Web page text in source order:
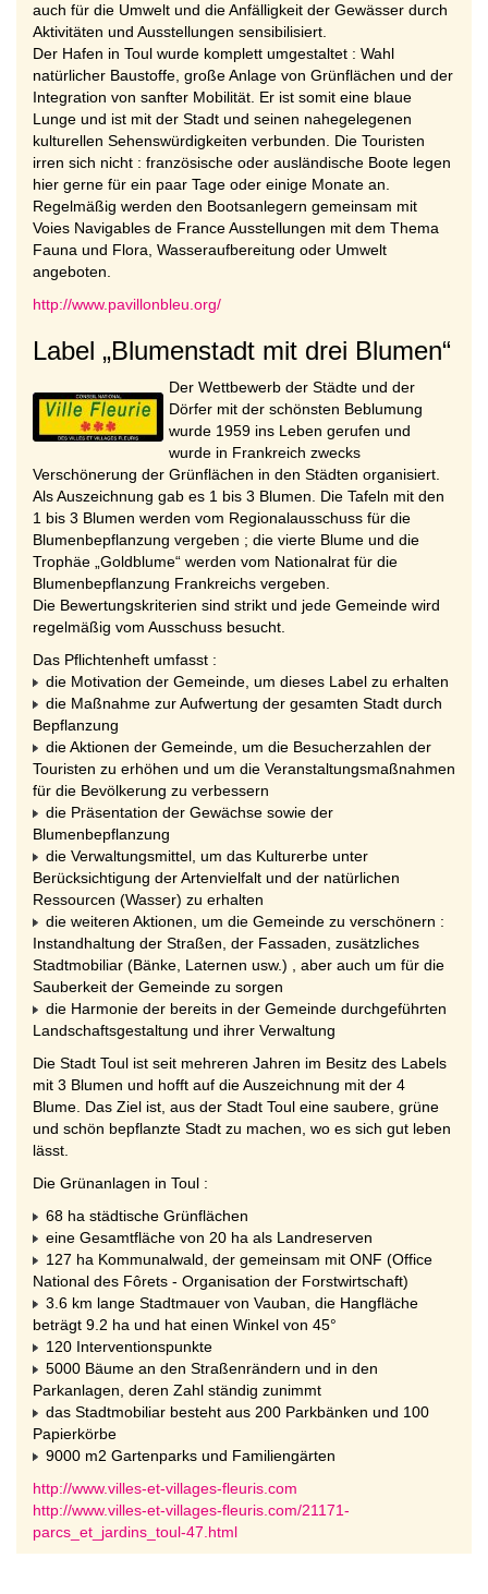
auch für die Umwelt und die Anfälligkeit der Gewässer durch
Aktivitäten und Ausstellungen sensibilisiert.
Der Hafen in Toul wurde komplett umgestaltet : Wahl
natürlicher Baustoffe, große Anlage von Grünflächen und der
Integration von sanfter Mobilität. Er ist somit eine blaue
Lunge und ist mit der Stadt und seinen nahegelegenen
kulturellen Sehenswürdigkeiten verbunden. Die Touristen
irren sich nicht : französische oder ausländische Boote legen
hier gerne für ein paar Tage oder einige Monate an.
Regelmäßig werden den Bootsanlegern gemeinsam mit
Voies Navigables de France Ausstellungen mit dem Thema
Fauna und Flora, Wasseraufbereitung oder Umwelt
angeboten.
http://www.pavillonbleu.org/
Label „Blumenstadt mit drei Blumen“
Der Wettbewerb der Städte und der
Dörfer mit der schönsten Beblumung
wurde 1959 ins Leben gerufen und
wurde in Frankreich zwecks
Verschönerung der Grünflächen in den Städten organisiert.
Als Auszeichnung gab es 1 bis 3 Blumen. Die Tafeln mit den
1 bis 3 Blumen werden vom Regionalausschuss für die
Blumenbepflanzung vergeben ; die vierte Blume und die
Trophäe „Goldblume“ werden vom Nationalrat für die
Blumenbepflanzung Frankreichs vergeben.
Die Bewertungskriterien sind strikt und jede Gemeinde wird
regelmäßig vom Ausschuss besucht.
Das Pflichtenheft umfasst :
die Motivation der Gemeinde, um dieses Label zu erhalten
die Maßnahme zur Aufwertung der gesamten Stadt durch
Bepflanzung
die Aktionen der Gemeinde, um die Besucherzahlen der
Touristen zu erhöhen und um die Veranstaltungsmaßnahmen
für die Bevölkerung zu verbessern
die Präsentation der Gewächse sowie der
Blumenbepflanzung
die Verwaltungsmittel, um das Kulturerbe unter
Berücksichtigung der Artenvielfalt und der natürlichen
Ressourcen (Wasser) zu erhalten
die weiteren Aktionen, um die Gemeinde zu verschönern :
Instandhaltung der Straßen, der Fassaden, zusätzliches
Stadtmobiliar (Bänke, Laternen usw.) , aber auch um für die
Sauberkeit der Gemeinde zu sorgen
die Harmonie der bereits in der Gemeinde durchgeführten
Landschaftsgestaltung und ihrer Verwaltung
Die Stadt Toul ist seit mehreren Jahren im Besitz des Labels
mit 3 Blumen und hofft auf die Auszeichnung mit der 4
Blume. Das Ziel ist, aus der Stadt Toul eine saubere, grüne
und schön bepflanzte Stadt zu machen, wo es sich gut leben
lässt.
Die Grünanlagen in Toul :
68 ha städtische Grünflächen
eine Gesamtfläche von 20 ha als Landreserven
127 ha Kommunalwald, der gemeinsam mit ONF (Office
National des Fôrets - Organisation der Forstwirtschaft)
3.6 km lange Stadtmauer von Vauban, die Hangfläche
beträgt 9.2 ha und hat einen Winkel von 45°
120 Interventionspunkte
5000 Bäume an den Straßenrändern und in den
Parkanlagen, deren Zahl ständig zunimmt
das Stadtmobiliar besteht aus 200 Parkbänken und 100
Papierkörbe
9000 m2 Gartenparks und Familiengärten
http://www.villes-et-villages-fleuris.com
http://www.villes-et-villages-fleuris.com/21171-
parcs_et_jardins_toul-47.html